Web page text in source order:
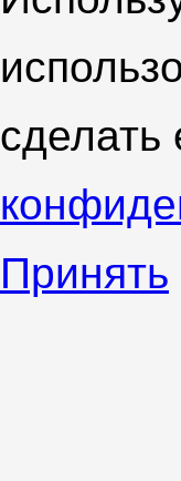
сделать
Принять